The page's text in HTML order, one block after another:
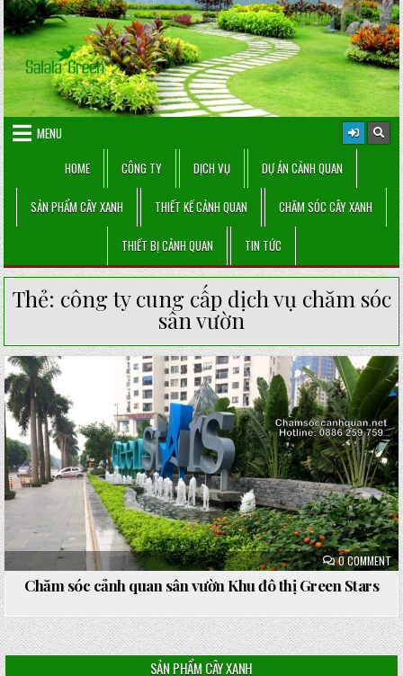
Skip
to
content
MENU
HOME
CÔNG TY DỊCH VỤ DỰ ÁN CẢNH QUAN
SẢN PHẨM CÂY XANH THIẾT KẾ CẢNH QUAN CHĂM SÓC CÂY XANH
THIẾT BỊ CẢNH QUAN TIN TỨC
Thẻ: công ty cung cấp dịch vụ chăm sóc
sân vườn
0 COMMENTON
ĐÔ
Posted
in
Chăm sóc cảnh quan sân vườn Khu đô thị Green Stars
SẢN PHẨM CÂY XANH